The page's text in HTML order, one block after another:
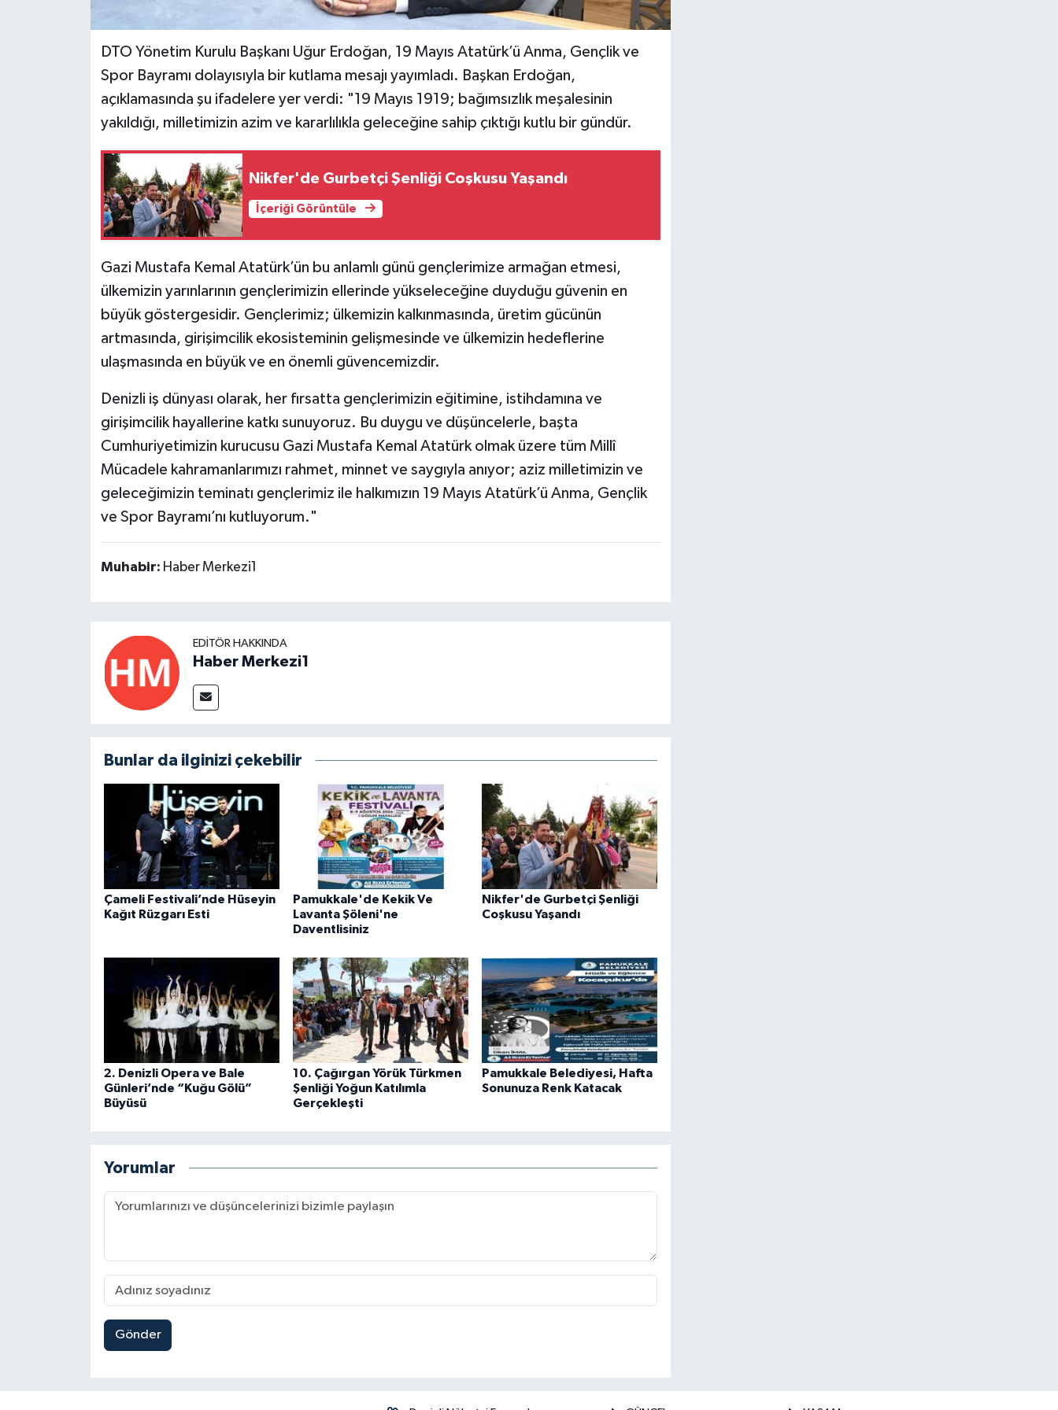
DTO Yönetim Kurulu Başkanı Uğur Erdoğan, 19 Mayıs Atatürk’ü Anma, Gençlik ve
Spor Bayramı dolayısıyla bir kutlama mesajı yayımladı. Başkan Erdoğan,
açıklamasında şu ifadelere yer verdi: "19 Mayıs 1919; bağımsızlık meşalesinin
yakıldığı, milletimizin azim ve kararlılıkla geleceğine sahip çıktığı kutlu bir gündür.
Nikfer'de Gurbetçi Şenliği Coşkusu Yaşandı
İçeriği Görüntüle
Gazi Mustafa Kemal Atatürk’ün bu anlamlı günü gençlerimize armağan etmesi,
ülkemizin yarınlarının gençlerimizin ellerinde yükseleceğine duyduğu güvenin en
büyük göstergesidir. Gençlerimiz; ülkemizin kalkınmasında, üretim gücünün
artmasında, girişimcilik ekosisteminin gelişmesinde ve ülkemizin hedeflerine
ulaşmasında en büyük ve en önemli güvencemizdir.
Denizli iş dünyası olarak, her fırsatta gençlerimizin eğitimine, istihdamına ve
girişimcilik hayallerine katkı sunuyoruz. Bu duygu ve düşüncelerle, başta
Cumhuriyetimizin kurucusu Gazi Mustafa Kemal Atatürk olmak üzere tüm Millî
Mücadele kahramanlarımızı rahmet, minnet ve saygıyla anıyor; aziz milletimizin ve
geleceğimizin teminatı gençlerimiz ile halkımızın 19 Mayıs Atatürk’ü Anma, Gençlik
ve Spor Bayramı’nı kutluyorum."
Muhabir: Haber Merkezi1
EDITÖR HAKKINDA
Haber Merkezi1
Bunlar da ilginizi çekebilir
Çameli Festivali’nde Hüseyin
Kağıt Rüzgarı Esti
Pamukkale'de Kekik Ve
Lavanta Şöleni'ne
Daventlisiniz
Nikfer'de Gurbetçi Şenliği
Coşkusu Yaşandı
2. Denizli Opera ve Bale
Günleri’nde “Kuğu Gölü”
Büyüsü
10. Çağırgan Yörük Türkmen
Şenliği Yoğun Katılımla
Gerçekleşti
Pamukkale Belediyesi, Hafta
Sonunuza Renk Katacak
Yorumlar
Gönder